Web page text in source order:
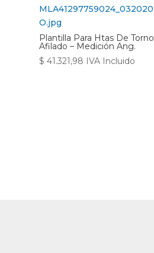
Plantilla Para Htas De Torno
Afilado – Medición Ang.
$ 41.321,98 IVA Incluido